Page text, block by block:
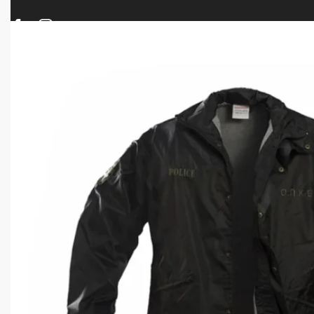
ΟΠΛΑ – ΚΥΝΗΓΙ – ΣΚΟΠΟΒΟΛΗ ΑΕΡΟΒΟΛΑ –